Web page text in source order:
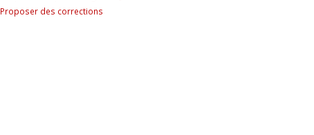
Proposer des corrections